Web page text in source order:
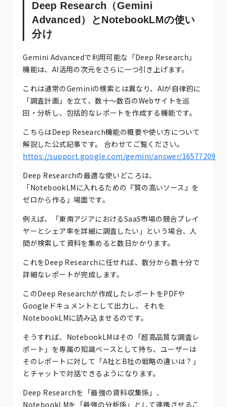
Deep Research（Gemini
Advanced）とNotebookLMの使い
分け
Gemini Advancedで利用可能な「Deep Research」
機能は、AI活用の次元をさらに一つ引き上げます。
これは通常のGeminiの検索とは異なり、AIが自律的に
「調査計画」を立て、数十〜数百のWebサイトを巡
回・分析し、包括的なレポートを作成する機能です。
こちらはDeep Research機能の概要や使い方について
解説した公式記事です。 合わせてご覧ください。
https://support.google.com/gemini/answer/16577209
Deep Researchの最適な使いどころは、
「NotebookLMに入れるための『質の高いソース』を
ゼロから作る」場面です。
例えば、「東南アジアにおけるSaaS市場の競合プレイ
ヤーとシェア率を詳細に調査したい」という場合、人
間が検索して資料を集めると数日かかります。
これをDeep Researchに任せれば、数分から数十分で
詳細なレポートが完成します。
このDeep Researchが作成したレポートをPDFや
Googleドキュメントとして出力し、それを
NotebookLMに読み込ませるのです。
そうすれば、NotebookLMはその「超高品質な調査レ
ポート」を専属の知識ベースとして持ち、ユーザーは
そのレポートに対して「A社とB社の戦略の違いは？」
とチャットで対話できるようになります。
Deep Researchを「最強の資料収集係」、
NotebookLMを「最強の分析係」として連携させるこ